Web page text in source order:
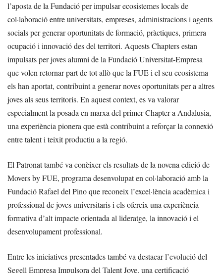
l’aposta de la Fundació per impulsar ecosistemes locals de
col·laboració entre universitats, empreses, administracions i agents
socials per generar oportunitats de formació, pràctiques, primera
ocupació i innovació des del territori. Aquests Chapters estan
impulsats per joves alumni de la Fundació Universitat-Empresa
que volen retornar part de tot allò que la FUE i el seu ecosistema
els han aportat, contribuint a generar noves oportunitats per a altres
joves als seus territoris. En aquest context, es va valorar
especialment la posada en marxa del primer Chapter a Andalusia,
una experiència pionera que està contribuint a reforçar la connexió
entre talent i teixit productiu a la regió.
El Patronat també va conèixer els resultats de la novena edició de
Movers by FUE, programa desenvolupat en col·laboració amb la
Fundació Rafael del Pino que reconeix l’excel·lència acadèmica i
professional de joves universitaris i els ofereix una experiència
formativa d’alt impacte orientada al lideratge, la innovació i el
desenvolupament professional.
Entre les iniciatives presentades també va destacar l’evolució del
Segell Empresa Impulsora del Talent Jove, una certificació